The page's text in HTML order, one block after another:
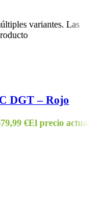
variantes. Las
DGT – Rojo
€El precio actual